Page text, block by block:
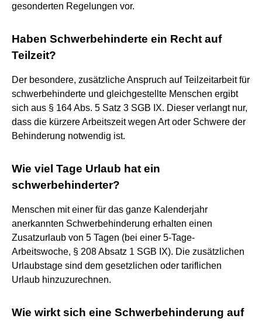
gesonderten Regelungen vor.
Haben Schwerbehinderte ein Recht auf
Teilzeit?
Der besondere, zusätzliche Anspruch auf Teilzeitarbeit für
schwerbehinderte und gleichgestellte Menschen ergibt
sich aus § 164 Abs. 5 Satz 3 SGB IX. Dieser verlangt nur,
dass die kürzere Arbeitszeit wegen Art oder Schwere der
Behinderung notwendig ist.
Wie viel Tage Urlaub hat ein
schwerbehinderter?
Menschen mit einer für das ganze Kalenderjahr
anerkannten Schwerbehinderung erhalten einen
Zusatzurlaub von 5 Tagen (bei einer 5-Tage-
Arbeitswoche, § 208 Absatz 1 SGB IX). Die zusätzlichen
Urlaubstage sind dem gesetzlichen oder tariflichen
Urlaub hinzuzurechnen.
Wie wirkt sich eine Schwerbehinderung auf